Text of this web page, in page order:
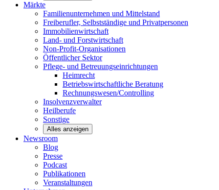
Märkte
Familienunternehmen und Mittelstand
Freiberufler, Selbstständige und Privatpersonen
Immobilienwirtschaft
Land- und Forstwirtschaft
Non-Profit-Organisationen
Öffentlicher Sektor
Pflege- und Betreuungseinrichtungen
Heimrecht
Betriebswirtschaftliche Beratung
Rechnungswesen/Controlling
Insolvenzverwalter
Heilberufe
Sonstige
Alles anzeigen
Newsroom
Blog
Presse
Podcast
Publikationen
Veranstaltungen